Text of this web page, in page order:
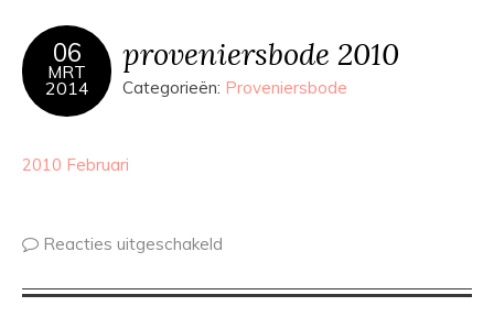
06
MRT
2014
proveniersbode 2010
Categorieën: Proveniersbode
2010 Februari
Reacties uitgeschakeld